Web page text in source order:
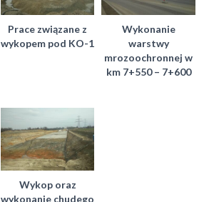
Prace związane z
wykopem pod KO-1
Wykonanie
warstwy
mrozoochronnej w
km 7+550 – 7+600
Wykop oraz
wykonanie chudego